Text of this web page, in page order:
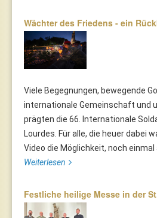
Wächter des Friedens - ein
Viele Begegnungen, bewegende
internationale Gemeinschaft und
prägten die 66. Internationale
Lourdes. Für alle, die heuer dabei
Video die Möglichkeit, noch einmal
Weiterlesen
Festliche heilige Messe in der